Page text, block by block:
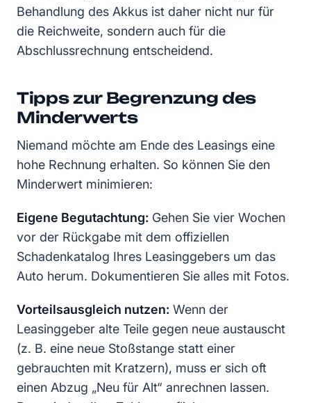
Behandlung des Akkus ist daher nicht nur für
die Reichweite, sondern auch für die
Abschlussrechnung entscheidend.
Tipps zur Begrenzung des
Minderwerts
Niemand möchte am Ende des Leasings eine
hohe Rechnung erhalten. So können Sie den
Minderwert minimieren:
Eigene Begutachtung: Gehen Sie vier Wochen
vor der Rückgabe mit dem offiziellen
Schadenkatalog Ihres Leasinggebers um das
Auto herum. Dokumentieren Sie alles mit Fotos.
Vorteilsausgleich nutzen: Wenn der
Leasinggeber alte Teile gegen neue austauscht
(z. B. eine neue Stoßstange statt einer
gebrauchten mit Kratzern), muss er sich oft
einen Abzug „Neu für Alt“ anrechnen lassen.